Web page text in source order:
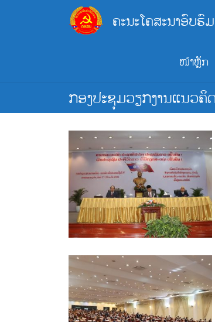
ຄະນະໂຄສະນາອົບຮົ
ໜ້າຫຼັກ
ກອງປະຊຸມວຽກງານແນວຄິ